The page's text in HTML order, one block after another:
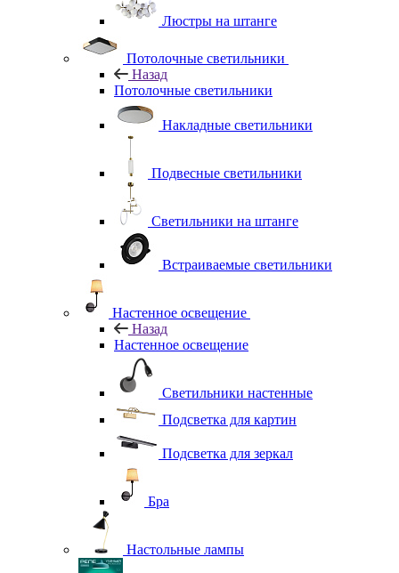
Люстры на штанге
Потолочные светильники
Назад
Потолочные светильники
Накладные светильники
Подвесные светильники
Светильники на штанге
Встраиваемые светильники
Настенное освещение
Назад
Настенное освещение
Светильники настенные
Подсветка для картин
Подсветка для зеркал
Бра
Настольные лампы